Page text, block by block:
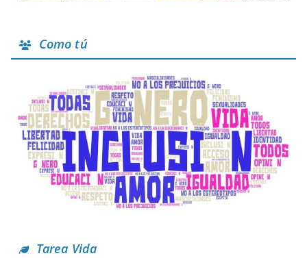
Como tú
Tarea Vida